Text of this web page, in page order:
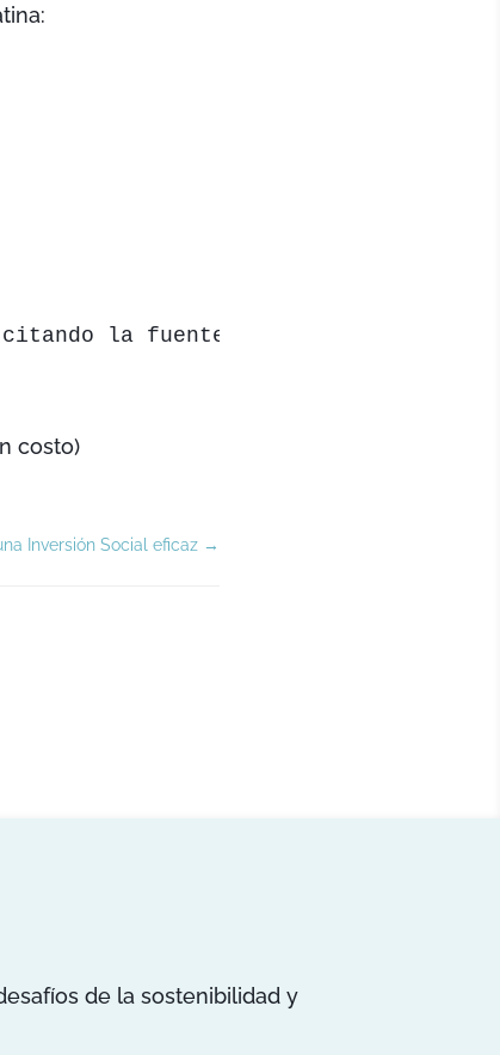
citando la fuente
costo)
Inversión Social eficaz→
de la sostenibilidad y